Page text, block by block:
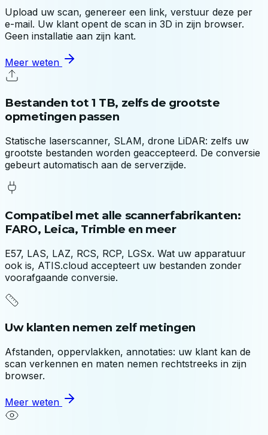
Upload uw scan, genereer een link, verstuur deze per
e-mail. Uw klant opent de scan in 3D in zijn browser.
Geen installatie aan zijn kant.
Meer weten
Bestanden tot 1 TB, zelfs de grootste
opmetingen passen
Statische laserscanner, SLAM, drone LiDAR: zelfs uw
grootste bestanden worden geaccepteerd. De conversie
gebeurt automatisch aan de serverzijde.
Compatibel met alle scannerfabrikanten:
FARO, Leica, Trimble en meer
E57, LAS, LAZ, RCS, RCP, LGSx. Wat uw apparatuur
ook is, ATIS.cloud accepteert uw bestanden zonder
voorafgaande conversie.
Uw klanten nemen zelf metingen
Afstanden, oppervlakken, annotaties: uw klant kan de
scan verkennen en maten nemen rechtstreeks in zijn
browser.
Meer weten